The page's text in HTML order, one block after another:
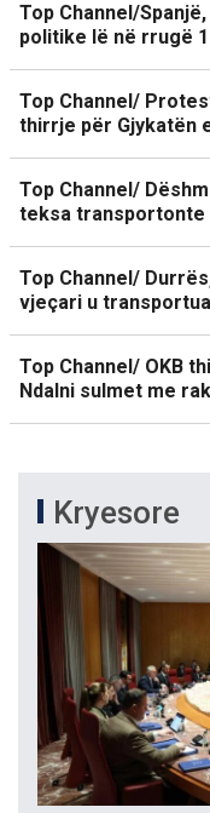
Top Channel/
politike lë në rrugë
Top Channel/
thirrje për Gjykatën
Top Channel/
teksa transportonte
Top Channel/
vjeçari u
Top Channel/ OKB
Ndalni sulmet me
Kryesore